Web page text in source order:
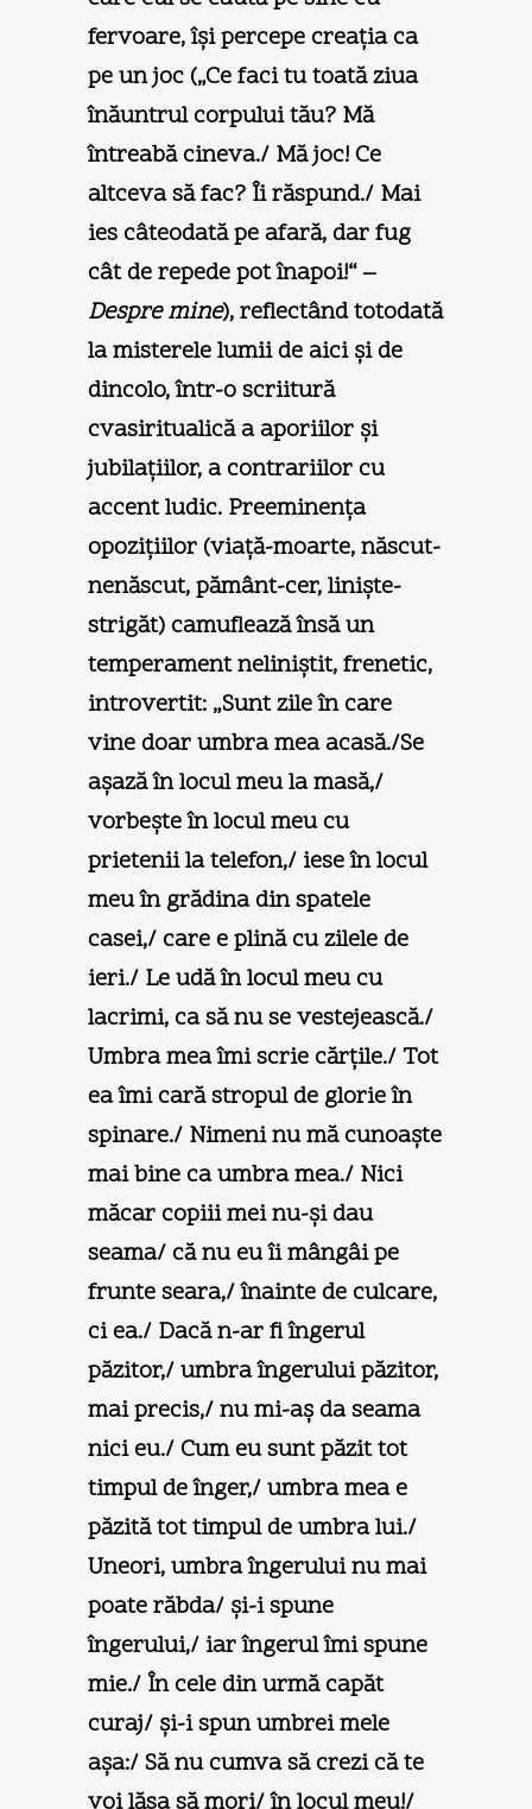
fervoare, îşi percepe creaţia ca
pe un joc („Ce faci tu toată ziua
înăuntrul corpului tău? Mă
întreabă cineva./ Mă joc! Ce
altceva să fac? Îi răspund./ Mai
ies câteodată pe afară, dar fug
cât de repede pot înapoi!“ –
Despre mine), reflectând totodată
la misterele lumii de aici şi de
dincolo, într-o scriitură
cvasiritualică a aporiilor şi
jubilaţiilor, a contrariilor cu
accent ludic. Preeminenţa
opoziţiilor (viaţă-moarte, născut-
nenăscut, pământ-cer, linişte-
strigăt) camuflează însă un
temperament neliniştit, frenetic,
introvertit: „Sunt zile în care
vine doar umbra mea acasă./Se
aşază în locul meu la masă,/
vorbeşte în locul meu cu
prietenii la telefon,/ iese în locul
meu în grădina din spatele
casei,/ care e plină cu zilele de
ieri./ Le udă în locul meu cu
lacrimi, ca să nu se vestejească./
Umbra mea îmi scrie cărţile./ Tot
ea îmi cară stropul de glorie în
spinare./ Nimeni nu mă cunoaşte
mai bine ca umbra mea./ Nici
măcar copiii mei nu-şi dau
seama/ că nu eu îi mângâi pe
frunte seara,/ înainte de culcare,
ci ea./ Dacă n-ar fi îngerul
păzitor,/ umbra îngerului păzitor,
mai precis,/ nu mi-aş da seama
nici eu./ Cum eu sunt păzit tot
timpul de înger,/ umbra mea e
păzită tot timpul de umbra lui./
Uneori, umbra îngerului nu mai
poate răbda/ şi-i spune
îngerului,/ iar îngerul îmi spune
mie./ În cele din urmă capăt
curaj/ şi-i spun umbrei mele
aşa:/ Să nu cumva să crezi că te